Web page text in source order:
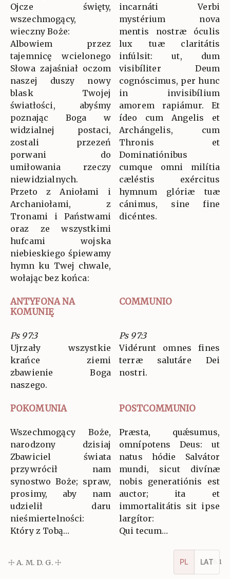
Ojcze święty,
wszechmogący,
wieczny Boże:
Albowiem przez
tajemnicę wcielonego
Słowa zajaśniał oczom
naszej duszy nowy
blask Twojej
światłości, abyśmy
poznając Boga w
widzialnej postaci,
zostali przezeń
porwani do
umiłowania rzeczy
niewidzialnych.
Przeto z Aniołami i
Archaniołami, z
Tronami i Państwami
oraz ze wszystkimi
hufcami wojska
niebieskiego śpiewamy
hymn ku Twej chwale,
wołając bez końca:
incarnáti Verbi
mystérium nova
mentis nostræ óculis
lux tuæ claritátis
infúlsit: ut, dum
visibíliter Deum
cognóscimus, per hunc
in invisibílium
amorem rapiámur. Et
ídeo cum Angelis et
Archángelis, cum
Thronis et
Dominatiónibus
cumque omni milítia
cæléstis exércitus
hymnum glóriæ tuæ
cánimus, sine fine
dicéntes.
ANTYFONA NA
KOMUNIĘ
COMMUNIO
Ps 97:3
Ujrzały wszystkie
krańce ziemi
zbawienie Boga
naszego.
Ps 97:3
Vidérunt omnes fines
terræ salutáre Dei
nostri.
POKOMUNIA POSTCOMMUNIO
Wszechmogący Boże,
narodzony dzisiaj
Zbawiciel świata
przywrócił nam
synostwo Boże; spraw,
prosimy, aby nam
udzielił daru
nieśmiertelności:
Który z Tobą…
Præsta, quǽsumus,
omnípotens Deus: ut
natus hódie Salvátor
mundi, sicut divínæ
nobis generatiónis est
auctor; ita et
immortalitátis sit ipse
largítor:
Qui tecum…
PL LAT
☩ A. M. D. G. ☩ v5.16.1